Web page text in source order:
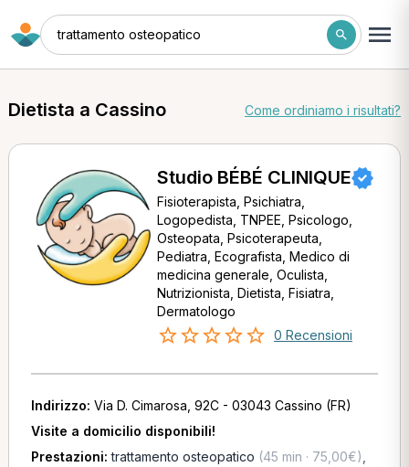
trattamento osteopatico
Dietista a Cassino Come ordiniamo i risultati?
Studio BÉBÉ CLINIQUE
Fisioterapista, Psichiatra,
Logopedista, TNPEE, Psicologo,
Osteopata, Psicoterapeuta,
Pediatra, Ecografista, Medico di
medicina generale, Oculista,
Nutrizionista, Dietista, Fisiatra,
Dermatologo
0 Recensioni
Indirizzo: Via D. Cimarosa, 92C - 03043 Cassino (FR)
Visite a domicilio disponibili!
Prestazioni:trattamento osteopatico (45 min · 75,00€)